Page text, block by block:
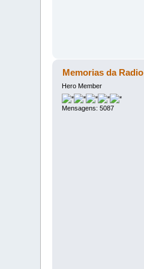
Memorias da Radio
Hero Member
Mensagens: 5087